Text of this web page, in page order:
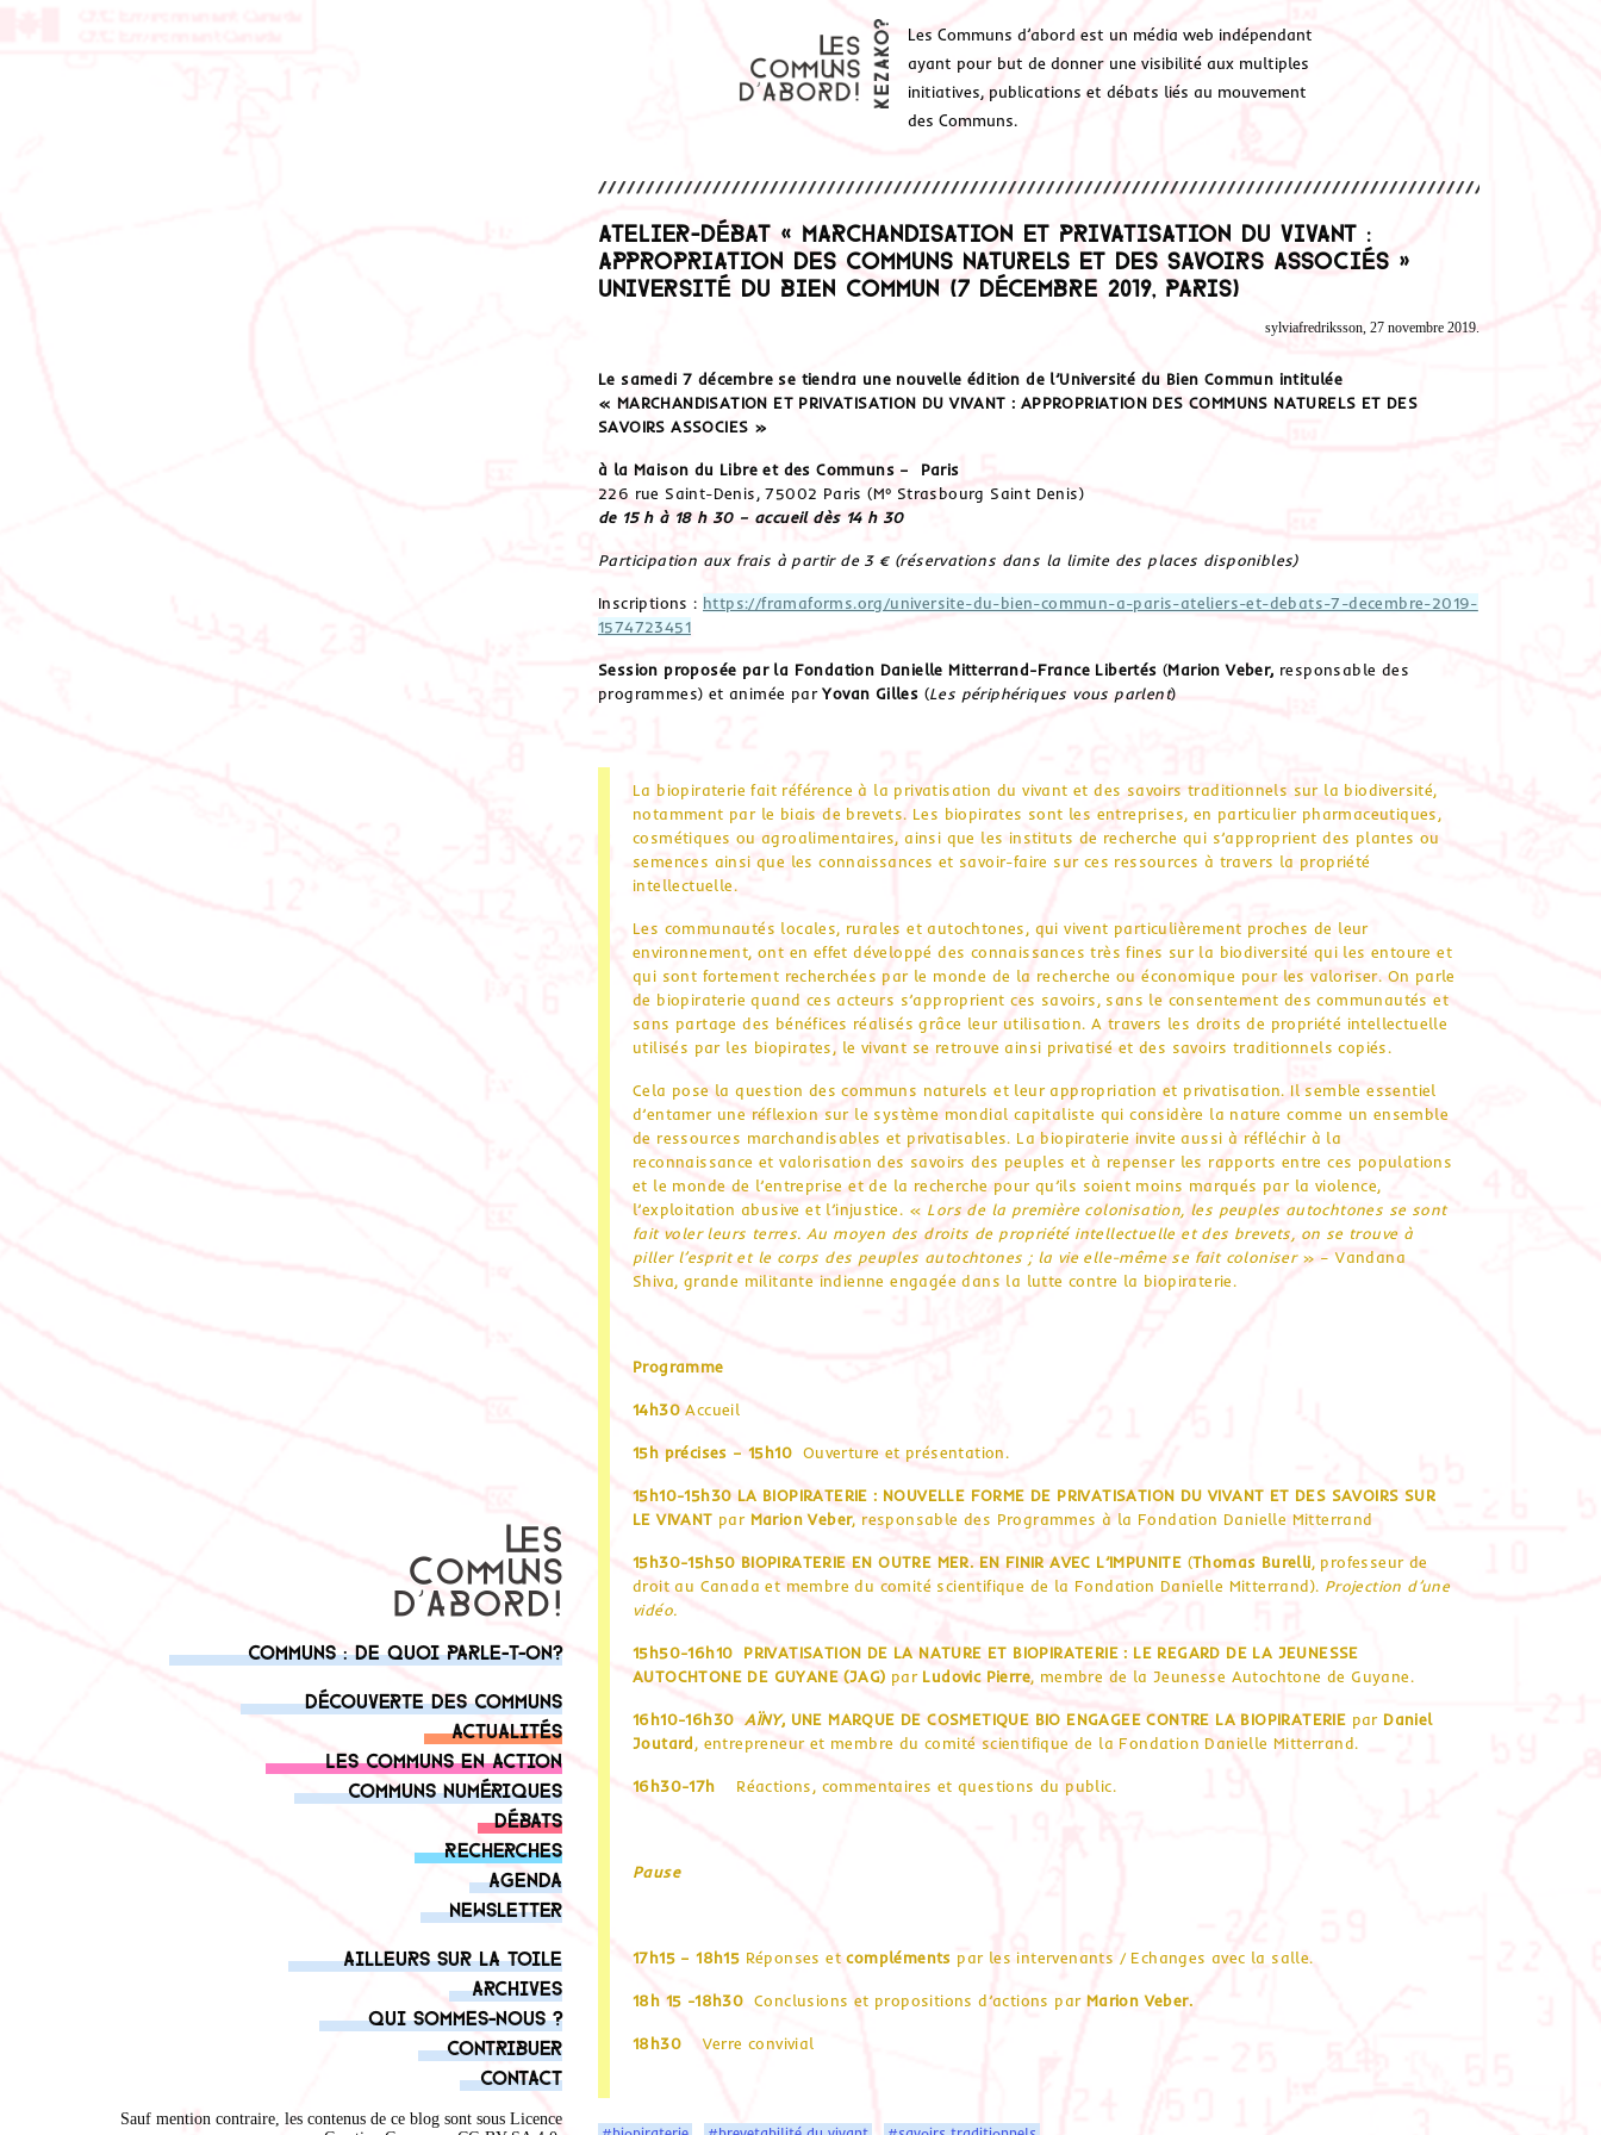
Les Communs d’abord est un média web indépendant
ayant pour but de donner une visibilité aux multiples
initiatives, publications et débats liés au mouvement
des Communs.
Communs : de quoi parle-t-on?
Découverte des communs
Actualités
Les communs en action
Communs numériques
Débats
Recherches
Agenda
Newsletter
Ailleurs sur la toile
Archives
Qui sommes-nous ?
Contribuer
Contact
Sauf mention contraire, les contenus de ce blog sont sous Licence
Atelier-débat « Marchandisation et privatisation du vivant :
appropriation des communs naturels et des savoirs associés »
Université du Bien commun (7 décembre 2019, Paris)
sylviafredriksson, 27 novembre 2019.
Le samedi 7 décembre se tiendra une nouvelle édition de l’Université du Bien Commun intitulée
« MARCHANDISATION ET PRIVATISATION DU VIVANT : APPROPRIATION DES COMMUNS NATURELS ET DES
SAVOIRS ASSOCIES »
à la Maison du Libre et des Communs – Paris
226 rue Saint-Denis, 75002 Paris (M° Strasbourg Saint Denis)
de 15 h à 18 h 30 – accueil dès 14 h 30
Participation aux frais à partir de 3 € (réservations dans la limite des places disponibles)
Inscriptions : https://framaforms.org/universite-du-bien-commun-a-paris-ateliers-et-debats-7-decembre-2019-
1574723451
Session proposée par la Fondation Danielle Mitterrand-France Libertés (Marion Veber, responsable des
programmes) et animée parYovan Gilles (Les périphériques vous parlent)
La biopiraterie fait référence à la privatisation du vivant et des savoirs traditionnels sur la biodiversité,
notamment par le biais de brevets. Les biopirates sont les entreprises, en particulier pharmaceutiques,
cosmétiques ou agroalimentaires, ainsi que les instituts de recherche qui s’approprient des plantes ou
semences ainsi que les connaissances et savoir-faire sur ces ressources à travers la propriété
intellectuelle.
Les communautés locales, rurales et autochtones, qui vivent particulièrement proches de leur
environnement, ont en effet développé des connaissances très fines sur la biodiversité qui les entoure et
qui sont fortement recherchées par le monde de la recherche ou économique pour les valoriser. On parle
de biopiraterie quand ces acteurs s’approprient ces savoirs, sans le consentement des communautés et
sans partage des bénéfices réalisés grâce leur utilisation. A travers les droits de propriété intellectuelle
utilisés par les biopirates, le vivant se retrouve ainsi privatisé et des savoirs traditionnels copiés.
Cela pose la question des communs naturels et leur appropriation et privatisation. Il semble essentiel
d’entamer une réflexion sur le système mondial capitaliste qui considère la nature comme un ensemble
de ressources marchandisables et privatisables. La biopiraterie invite aussi à réfléchir à la
reconnaissance et valorisation des savoirs des peuples et à repenser les rapports entre ces populations
et le monde de l’entreprise et de la recherche pour qu’ils soient moins marqués par la violence,
l’exploitation abusive et l’injustice. « Lors de la première colonisation, les peuples autochtones se sont
fait voler leurs terres. Au moyen des droits de propriété intellectuelle et des brevets, on se trouve à
piller l’esprit et le corps des peuples autochtones ; la vie elle-même se fait coloniser» – Vandana
Shiva, grande militante indienne engagée dans la lutte contre la biopiraterie.
Programme
14h30Accueil
15h précises – 15h10Ouverture et présentation.
15h10-15h30 LA BIOPIRATERIE : NOUVELLE FORME DE PRIVATISATION DU VIVANT ET DES SAVOIRS SUR
LE VIVANT parMarion Veber, responsable des Programmes à la Fondation Danielle Mitterrand
15h30-15h50 BIOPIRATERIE EN OUTRE MER. EN FINIR AVEC L’IMPUNITE (Thomas Burelli, professeur de
droit au Canada et membre du comité scientifique de la Fondation Danielle Mitterrand). Projection d’une
vidéo.
15h50-16h10
PRIVATISATION DE LA NATURE ET BIOPIRATERIE : LE REGARD DE LA JEUNESSE
AUTOCHTONE DE GUYANE (JAG) parLudovic Pierre, membre de la Jeunesse Autochtone de Guyane.
16h10-16h30 AÏNY, UNE MARQUE DE COSMETIQUE BIO ENGAGEE CONTRE LA BIOPIRATERIE par Daniel
Joutard, entrepreneur et membre du comité scientifique de la Fondation Danielle Mitterrand.
16h30-17h Réactions, commentaires et questions du public.
Pause
17h15 – 18h15 Réponses etcompléments par les intervenants / Echanges avec la salle.
18h 15 -18h30 Conclusions et propositions d’actions par Marion Veber.
18h30Verre convivial